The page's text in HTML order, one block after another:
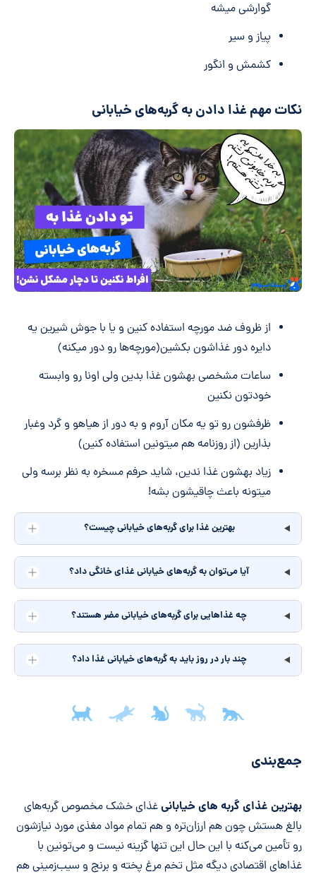
گوارشی میشه
پیاز و سیر
کشمش و انگور
نکات مهم غذا دادن به گربه‌های خیابانی
از ظروف ضد مورچه استفاده کنین و یا با جوش شیرین یه
دایره دور غذاشون بکشین(مورچه‌ها رو دور میکنه)
ساعات مشخصی بهشون غذا بدین ولی اونا رو وابسته
خودتون نکنین
ظرفشون رو تو یه مکان آروم و به دور از هیاهو و گرد وغبار
بذارین (از روزنامه هم میتونین استفاده کنین)
زیاد بهشون غذا ندین، شاید حرفم مسخره به نظر برسه ولی
میتونه باعث چاقیشون بشه!
بهترین غذا برای گربه‌های خیابانی چیست؟
آیا می‌توان به گربه‌های خیابانی غذای خانگی داد؟
چه غذاهایی برای گربه‌های خیابانی مضر هستند؟
چند بار در روز باید به گربه‌های خیابانی غذا داد؟
جمع‌بندی مقاله
جمع‌بندی
بهترین غذای گربه های خیابانیغذای خشک مخصوص گربه‌های
بالغ هستش چون هم ارزان‌تره و هم تمام مواد مغذی مورد نیازشون
رو تأمین می‌کنه با این حال این تنها گزینه نیست و می‌تونین با
غذاهای اقتصادی دیگه مثل تخم مرغ پخته و برنج و سیب‌زمینی هم